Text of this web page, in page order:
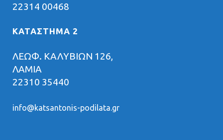
22314 00468
ΚΑΤΑΣΤΗΜΑ 2
ΛΕΩΦ. ΚΑΛΥΒΙΩΝ 126,
ΛΑΜΙΑ
22310 35440
info@katsantonis-podilata.gr